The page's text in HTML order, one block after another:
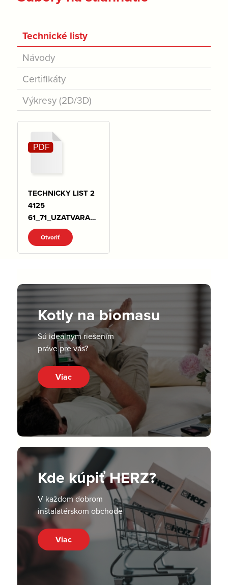
Technické listy
Návody
Certifikáty
Výkresy (2D/3D)
TECHNICKY LIST 2
4125
61_71_UZATVARACI
VENTIL.pdf
Otvoriť
Kotly na biomasu
Sú ideálnym riešením
práve pre vás?
Viac
Kde kúpiť HERZ?
V každom dobrom
inštalatérskom obchode
Viac